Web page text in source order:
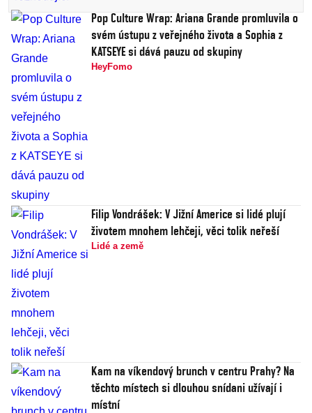
Pop Culture Wrap: Ariana Grande promluvila o
svém ústupu z veřejného života a Sophia z
KATSEYE si dává pauzu od skupiny
HeyFomo
Filip Vondrášek: V Jižní Americe si lidé plují
životem mnohem lehčeji, věci tolik neřeší
Lidé a země
Kam na víkendový brunch v centru Prahy? Na
těchto místech si dlouhou snídani užívají i
místní